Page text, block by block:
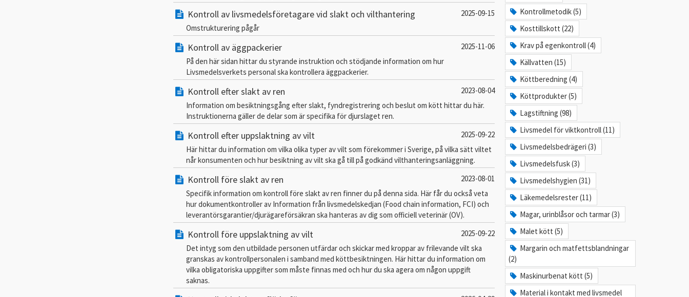
Kontroll av livsmedelsföretagare vid slakt och vilthantering
2025-09-15
Omstrukturering pågår
Kontroll av äggpackerier
2025-11-06
På den här sidan hittar du styrande instruktion och stödjande information om hur
Livsmedelsverkets personal ska kontrollera äggpackerier.
Kontroll efter slakt av ren
2023-08-04
Information om besiktningsgång efter slakt, fyndregistrering och beslut om kött hittar du här.
Instruktionerna gäller de delar som är specifika för djurslaget ren.
Kontroll efter uppslaktning av vilt
2025-09-22
Här hittar du information om vilka olika typer av vilt som förekommer i Sverige, på vilka sätt viltet
når konsumenten och hur besiktning av vilt ska gå till på godkänd vilthanteringsanläggning.
Kontroll före slakt av ren
2023-08-01
Specifik information om kontroll före slakt av ren finner du på denna sida. Här får du också veta
hur dokumentkontroller av Information från livsmedelskedjan (Food chain information, FCI) och
leverantörsgarantier/djurägareförsäkran ska hanteras av dig som officiell veterinär (OV).
Kontroll före uppslaktning av vilt
2025-09-22
Det intyg som den utbildade personen utfärdar och skickar med kroppar av frilevande vilt ska
granskas av kontrollpersonalen i samband med köttbesiktningen. Här hittar du information om
vilka obligatoriska uppgifter som måste finnas med och hur du ska agera om någon uppgift
saknas.
Kontrollmetodik (5)
Kosttillskott (22)
Krav på egenkontroll (4)
Källvatten (15)
Köttberedning (4)
Köttprodukter (5)
Lagstiftning (98)
Livsmedel för viktkontroll (11)
Livsmedelsbedrägeri (3)
Livsmedelsfusk (3)
Livsmedelshygien (31)
Läkemedelsrester (11)
Magar, urinblåsor och tarmar (3)
Malet kött (5)
Margarin och matfettsblandningar
(2)
Maskinurbenat kött (5)
Material i kontakt med livsmedel